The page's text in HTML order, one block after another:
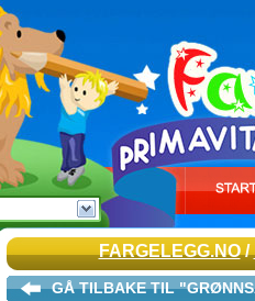
FARGELEGG.NO/
GÅ TILBAKE TIL